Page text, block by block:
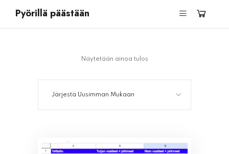
Pyörillä päästään
Näytetään ainoa tulos